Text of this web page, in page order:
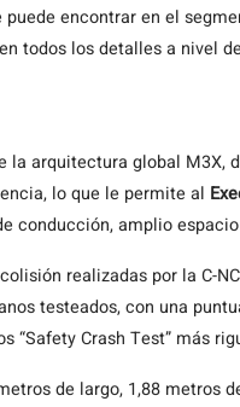
encontrar en el
todos los detalles a nivel
la arquitectura global
lo que le permite al
conducción, amplio
realizadas por la C-
testeados, con una
“Safety Crash Test” más
de largo, 1,88 metros